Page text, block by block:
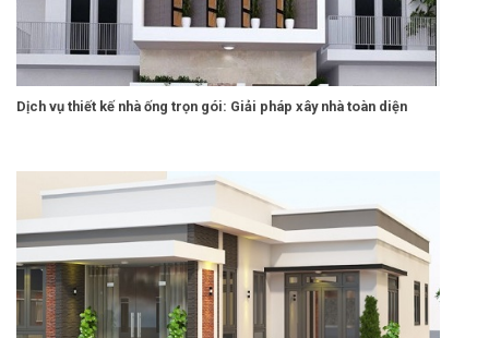
Dịch vụ thiết kế nhà ống trọn gói: Giải pháp xây nhà toàn diện